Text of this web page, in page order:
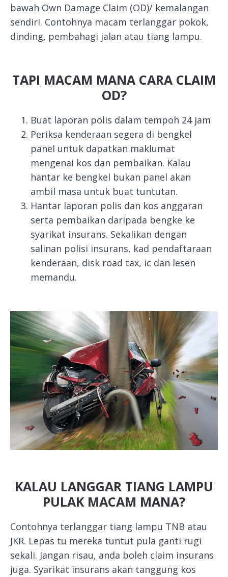
bawah Own Damage Claim (OD)/ kemalangan
sendiri. Contohnya macam terlanggar pokok,
dinding, pembahagi jalan atau tiang lampu.
TAPI MACAM MANA CARA CLAIM
OD?
Buat laporan polis dalam tempoh 24 jam
Periksa kenderaan segera di bengkel
panel untuk dapatkan maklumat
mengenai kos dan pembaikan. Kalau
hantar ke bengkel bukan panel akan
ambil masa untuk buat tuntutan.
Hantar laporan polis dan kos anggaran
serta pembaikan daripada bengke ke
syarikat insurans. Sekalikan dengan
salinan polisi insurans, kad pendaftaraan
kenderaan, disk road tax, ic dan lesen
memandu.
KALAU LANGGAR TIANG LAMPU
PULAK MACAM MANA?
Contohnya terlanggar tiang lampu TNB atau
JKR. Lepas tu mereka tuntut pula ganti rugi
sekali. Jangan risau, anda boleh claim insurans
juga. Syarikat insurans akan tanggung kos